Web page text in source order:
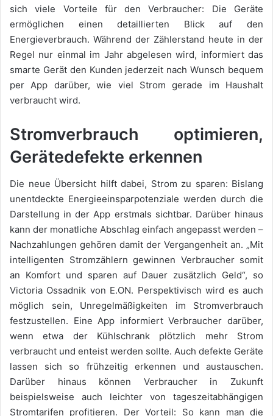
sich viele Vorteile für den Verbraucher: Die Geräte
ermöglichen einen detaillierten Blick auf den
Energieverbrauch. Während der Zählerstand heute in der
Regel nur einmal im Jahr abgelesen wird, informiert das
smarte Gerät den Kunden jederzeit nach Wunsch bequem
per App darüber, wie viel Strom gerade im Haushalt
verbraucht wird.
Stromverbrauch optimieren,
Gerätedefekte erkennen
Die neue Übersicht hilft dabei, Strom zu sparen: Bislang
unentdeckte Energieeinsparpotenziale werden durch die
Darstellung in der App erstmals sichtbar. Darüber hinaus
kann der monatliche Abschlag einfach angepasst werden –
Nachzahlungen gehören damit der Vergangenheit an. „Mit
intelligenten Stromzählern gewinnen Verbraucher somit
an Komfort und sparen auf Dauer zusätzlich Geld“, so
Victoria Ossadnik von E.ON. Perspektivisch wird es auch
möglich sein, Unregelmäßigkeiten im Stromverbrauch
festzustellen. Eine App informiert Verbraucher darüber,
wenn etwa der Kühlschrank plötzlich mehr Strom
verbraucht und enteist werden sollte. Auch defekte Geräte
lassen sich so frühzeitig erkennen und austauschen.
Darüber hinaus können Verbraucher in Zukunft
beispielsweise auch leichter von tageszeitabhängigen
Stromtarifen profitieren. Der Vorteil: So kann man die